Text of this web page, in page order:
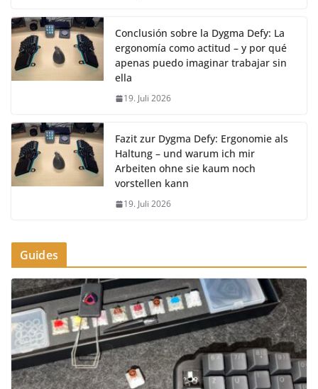
Conclusión sobre la Dygma Defy: La
ergonomía como actitud – y por qué
apenas puedo imaginar trabajar sin
ella
19. Juli 2026
Fazit zur Dygma Defy: Ergonomie als
Haltung – und warum ich mir
Arbeiten ohne sie kaum noch
vorstellen kann
19. Juli 2026
Guides